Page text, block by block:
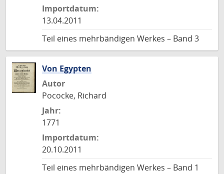
Importdatum:
13.04.2011
Teil eines mehrbändigen Werkes – Band 3
Von Egypten
Autor
Pococke, Richard
Jahr:
1771
Importdatum:
20.10.2011
Teil eines mehrbändigen Werkes – Band 1